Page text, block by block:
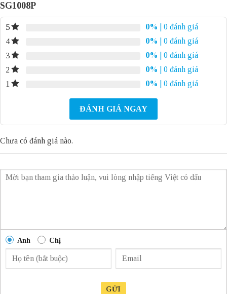
SG1008P
5 0%
| 0 đánh giá
4
0%
| 0 đánh giá
3
0%
| 0 đánh giá
2
0%
| 0 đánh giá
1
0% | 0 đánh giá
ĐÁNH GIÁ NGAY
Chưa có đánh giá nào.
Anh Chị
GỬI